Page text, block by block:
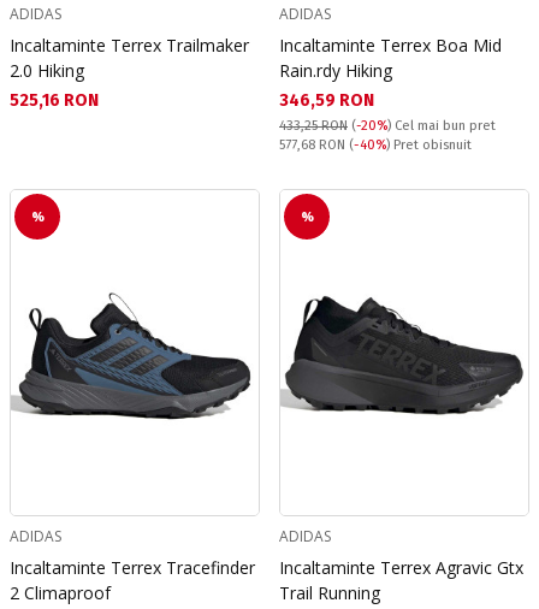
ADIDAS
Incaltaminte Terrex Trailmaker
2.0 Hiking
Текуща цена:
525,16 RON
ADIDAS
Incaltaminte Terrex Boa Mid
Rain.rdy Hiking
Текуща цена:
346,59 RON
433,25 RON (-20%) Cel mai bun pret
Pret obisnuit:
577,68 RON (-40%) Pret obisnuit
%
ADIDAS
Incaltaminte Terrex Tracefinder
2 Climaproof
%
ADIDAS
Incaltaminte Terrex Agravic Gtx
Trail Running